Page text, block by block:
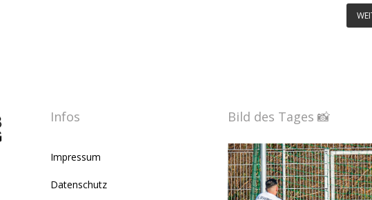
Infos
Impressum
Datenschutz
Bild des Tages 📸